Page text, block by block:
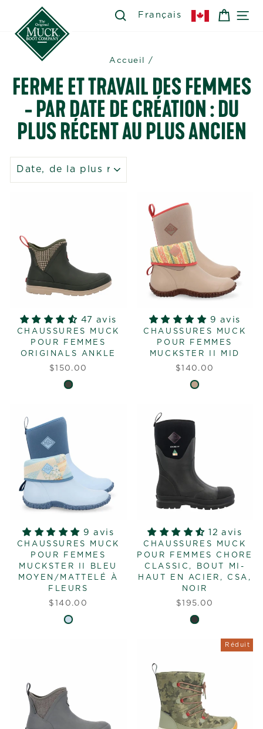
contenu
SEARCH
RECHERCHER
Français
Accueil /
FERME ET TRAVAIL DES FEMMES
- PAR DATE DE CRÉATION : DU
PLUS RÉCENT AU PLUS ANCIEN
47 avis
CHAUSSURES MUCK
POUR FEMMES
ORIGINALS ANKLE
$150.00
9 avis
CHAUSSURES MUCK
POUR FEMMES
MUCKSTER II MID
$140.00
9 avis
CHAUSSURES MUCK
POUR FEMMES
MUCKSTER II BLEU
MOYEN/MATTELÉ À
FLEURS
$140.00
12 avis
CHAUSSURES MUCK
POUR FEMMES CHORE
CLASSIC, BOUT MI-
HAUT EN ACIER, CSA,
NOIR
$195.00
Réduit